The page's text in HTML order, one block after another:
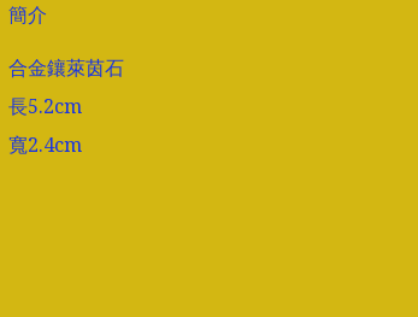
簡介
合金鑲萊茵石
長5.2cm
寬2.4cm